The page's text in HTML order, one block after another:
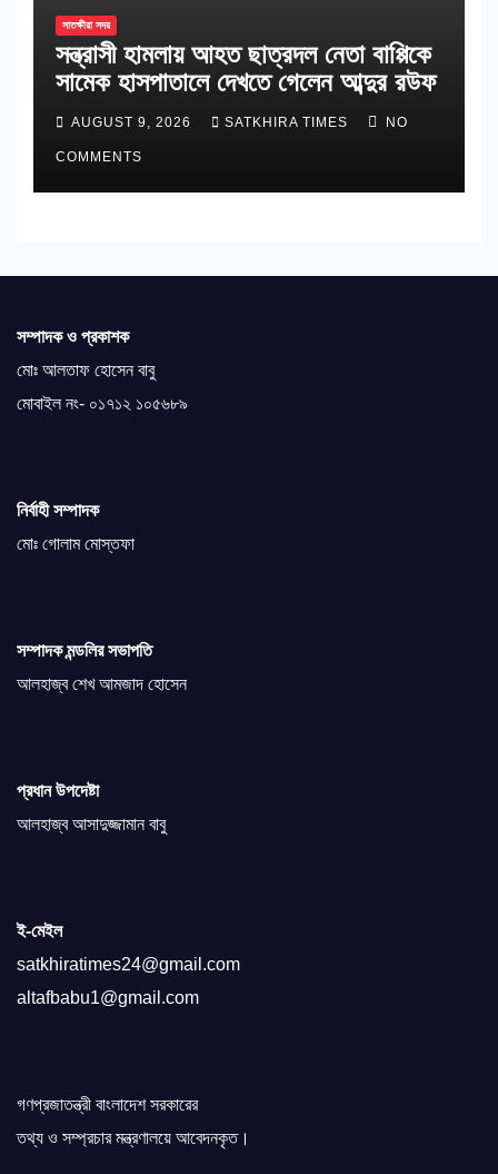
সাতক্ষীরা সদর
সন্ত্রাসী হামলায় আহত ছাত্রদল নেতা বাপ্পিকে
সামেক হাসপাতালে দেখতে গেলেন আব্দুর রউফ
AUGUST 9, 2026 SATKHIRA TIMES NO
COMMENTS
সম্পাদক ও প্রকাশক
মোঃ আলতাফ হোসেন বাবু
মোবাইল নং- ০১৭১২ ১০৫৬৮৯
নির্বাহী সম্পাদক
মোঃ গোলাম মোস্তফা
সম্পাদক মন্ডলির সভাপতি
আলহাজ্ব শেখ আমজাদ হোসেন
প্রধান উপদেষ্টা
আলহাজ্ব আসাদুজ্জামান বাবু
ই-মেইল
satkhiratimes24@gmail.com
altafbabu1@gmail.com
গণপ্রজাতন্ত্রী বাংলাদেশ সরকারের
তথ্য ও সম্প্রচার মন্ত্রণালয়ে আবেদনকৃত।